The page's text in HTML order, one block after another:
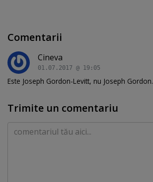
Comentarii
Cineva
01.07.2017 @ 19:05
Este Joseph Gordon-Levitt, nu Joseph Gordon.
Trimite un comentariu
Comentariu